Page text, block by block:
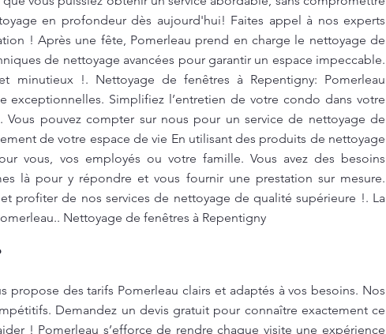
en profondeur dès aujourd'hui! Faites appel à nos experts
! Après une fête, Pomerleau prend en charge le nettoyage de
de nettoyage avancées pour garantir un espace impeccable.
minutieux !. Nettoyage de fenêtres à Repentigny: Pomerleau
exceptionnelles. Simplifiez l’entretien de votre condo dans votre
Vous pouvez compter sur nous pour un service de nettoyage de
de votre espace de vie En utilisant des produits de nettoyage
vous, vos employés ou votre famille. Vous avez des besoins
là pour y répondre et vous fournir une prestation sur mesure.
profiter de nos services de nettoyage de qualité supérieure !. La
Nettoyage de fenêtres à Repentigny
propose des tarifs Pomerleau clairs et adaptés à vos besoins. Nos
Demandez un devis gratuit pour connaître exactement ce
! Pomerleau s’efforce de rendre chaque visite une expérience